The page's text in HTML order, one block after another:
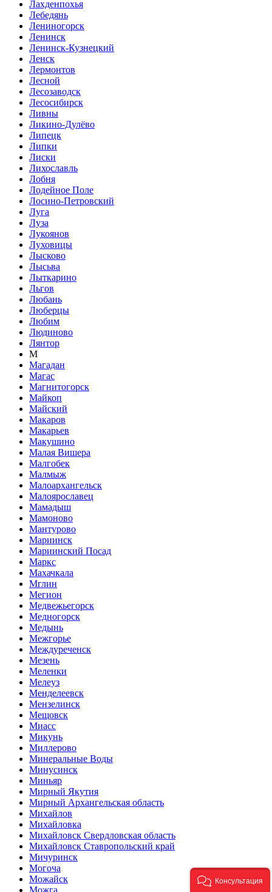
Лахденпохья
Лебедянь
Лениногорск
Ленинск
Ленинск-Кузнецкий
Ленск
Лермонтов
Лесной
Лесозаводск
Лесосибирск
Ливны
Ликино-Дулёво
Липецк
Липки
Лиски
Лихославль
Лобня
Лодейное Поле
Лосино-Петровский
Луга
Луза
Лукоянов
Луховицы
Лысково
Лысьва
Лыткарино
Льгов
Любань
Люберцы
Любим
Людиново
Лянтор
М
Магадан
Магас
Магнитогорск
Майкоп
Майский
Макаров
Макарьев
Макушино
Малая Вишера
Малгобек
Малмыж
Малоархангельск
Малоярославец
Мамадыш
Мамоново
Мантурово
Мариинск
Мариинский Посад
Маркс
Махачкала
Мглин
Мегион
Медвежьегорск
Медногорск
Медынь
Межгорье
Междуреченск
Мезень
Меленки
Мелеуз
Менделеевск
Мензелинск
Мещовск
Миасс
Микунь
Миллерово
Минеральные Воды
Минусинск
Миньяр
Мирный Якутия
Мирный Архангельская область
Михайлов
Михайловка
Михайловск Свердловская область
Михайловск Ставропольский край
Мичуринск
Могоча
Можайск
Можга
Консультация